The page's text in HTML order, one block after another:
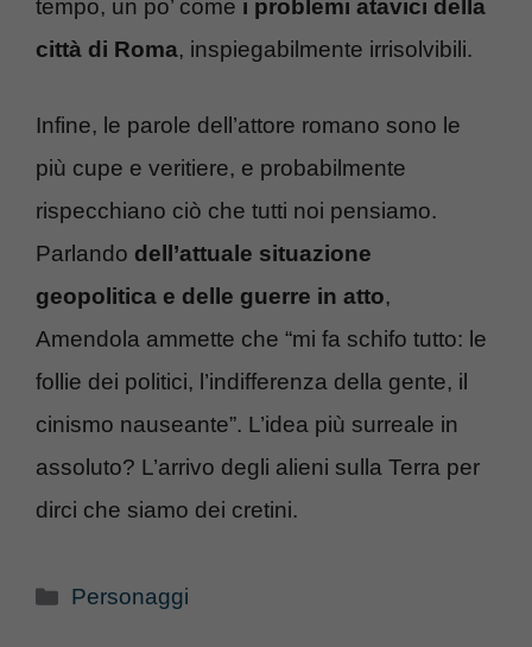
tempo, un po’ come i problemi atavici della
città di Roma, inspiegabilmente irrisolvibili.
Infine, le parole dell’attore romano sono le
più cupe e veritiere, e probabilmente
rispecchiano ciò che tutti noi pensiamo.
Parlando dell’attuale situazione
geopolitica e delle guerre in atto,
Amendola ammette che “mi fa schifo tutto: le
follie dei politici, l’indifferenza della gente, il
cinismo nauseante”. L’idea più surreale in
assoluto? L’arrivo degli alieni sulla Terra per
dirci che siamo dei cretini.
Categorie
Personaggi